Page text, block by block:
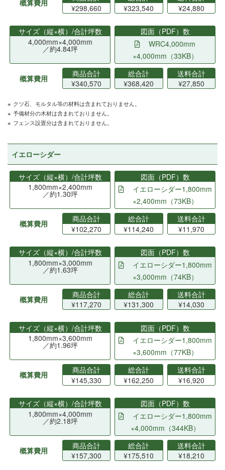
概算費用
¥298,660
¥323,540
¥24,880
サイズ（縦×横）/合計坪数
4,000mm×4,000mm
／約4.84坪
図面（PDF）数
WRC4,000mm
×4,000mm（33KB）
概算費用
商品合計
¥340,570
総合計
¥368,420
送料合計
¥27,850
クツ石、モルタル等の材料は含まれておりません。
予備材分の木材は含まれておりません。
フェンス設置分は含まれておりません。
イエローシダー
サイズ（縦×横）/合計坪数
1,800mm×2,400mm
／約1.30坪
図面（PDF）数
イエローシダー1,800mm
×2,400mm（73KB）
概算費用
商品合計
¥102,270
総合計
¥114,240
送料合計
¥11,970
サイズ（縦×横）/合計坪数
1,800mm×3,000mm
／約1.63坪
図面（PDF）数
イエローシダー1,800mm
×3,000mm（74KB）
概算費用
商品合計
¥117,270
総合計
¥131,300
送料合計
¥14,030
サイズ（縦×横）/合計坪数
1,800mm×3,600mm
／約1.96坪
図面（PDF）数
イエローシダー1,800mm
×3,600mm（77KB）
概算費用
商品合計
¥145,330
総合計
¥162,250
送料合計
¥16,920
サイズ（縦×横）/合計坪数
1,800mm×4,000mm
／約2.18坪
図面（PDF）数
イエローシダー1,800mm
×4,000mm（344KB）
概算費用
商品合計
¥157,300
総合計
¥175,510
送料合計
¥18,210